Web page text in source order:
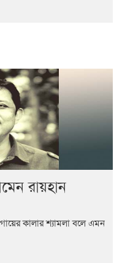
রায়হান
কালার শ্যামলা বলে এমন